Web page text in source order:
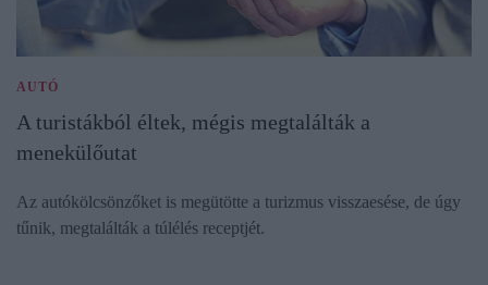
AUTÓ
A turistákból éltek, mégis megtalálták a
menekülőutat
Az autókölcsönzőket is megütötte a turizmus visszaesése, de úgy
tűnik, megtalálták a túlélés receptjét.